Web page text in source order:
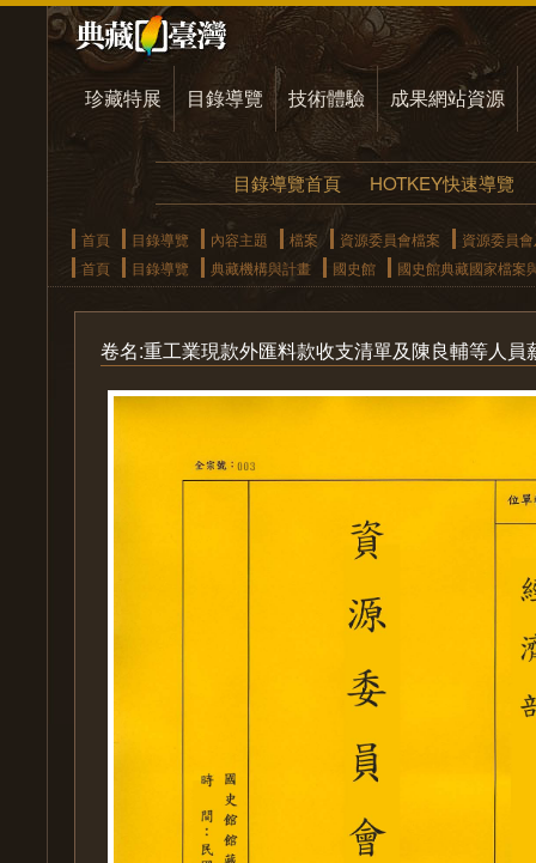
珍藏特展 目錄導覽 技術體驗 成果網站資源
目錄導覽首頁 HOTKEY快速導覽
首頁 目錄導覽 內容主題 檔案 資源委員會檔案
資源委員
首頁
目錄導覽 典藏機構與計畫 國史館 國史館典藏國家檔案
卷名:重工業現款外匯料款收支清單及陳良輔等人